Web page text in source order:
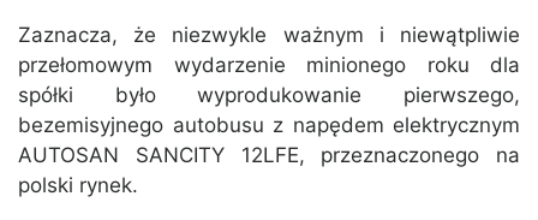
Zaznacza, że niezwykle ważnym i niewątpliwie
przełomowym wydarzenie minionego roku dla
spółki było wyprodukowanie pierwszego,
bezemisyjnego autobusu z napędem elektrycznym
AUTOSAN SANCITY 12LFE, przeznaczonego na
polski rynek.